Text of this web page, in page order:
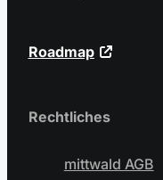
Roadmap
Rechtliches
mittwald AGB